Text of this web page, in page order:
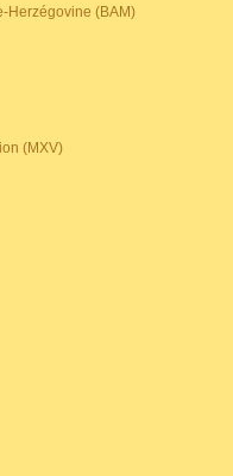
Herzégovine (BAM)
(MXV)